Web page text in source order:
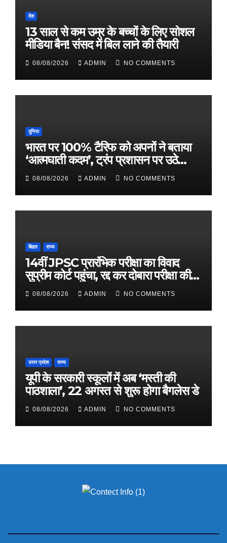
देश
13 साल से कम उम्र के बच्चों के लिए सोशल
मीडिया बैन! संसद में बिल लाने की तैयारी
08/08/2026 ADMIN NO COMMENTS
दुनिया
भारत पर 100% टैरिफ को अपनों ने बताया
‘आत्मघाती कदम’, ट्रंप प्रशासन पर उठे
सवाल
08/08/2026 ADMIN NO COMMENTS
बिहार राज्य
14वीं JPSC प्रारंभिक परीक्षा का विवाद
सुप्रीम कोर्ट पहुंचा, रद्द कर दोबारा परीक्षा की
मांग08/08/2026 ADMIN NO COMMENTS
उत्तर प्रदेश राज्य
यूपी के सरकारी स्कूलों में अब ‘मस्ती की
पाठशाला’, 22 अगस्त से शुरू होगा बैगलेस डे
08/08/2026 ADMIN NO COMMENTS